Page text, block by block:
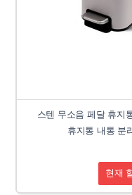
스텐 무소음 페달 휴지
휴지통 내통 분
현재